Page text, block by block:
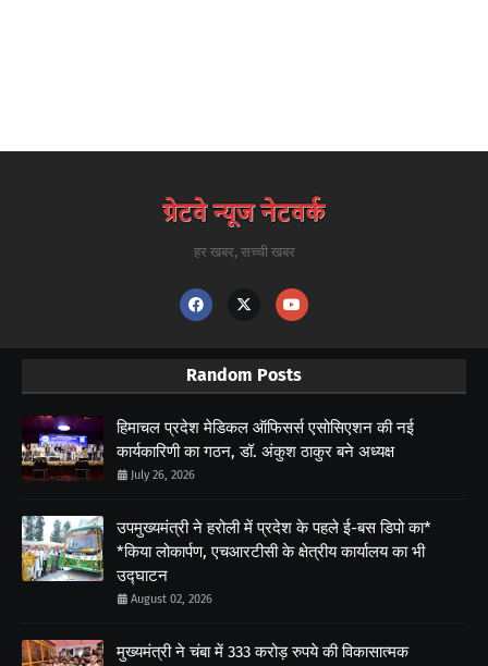
हर खबर, सच्ची खबर
Random Posts
हिमाचल प्रदेश मेडिकल ऑफिसर्स एसोसिएशन की नई
कार्यकारिणी का गठन, डॉ. अंकुश ठाकुर बने अध्यक्ष
July 26, 2026
उपमुख्यमंत्री ने हरोली में प्रदेश के पहले ई-बस डिपो का*
*किया लोकार्पण, एचआरटीसी के क्षेत्रीय कार्यालय का भी
उद्घाटन
August 02, 2026
मुख्यमंत्री ने चंबा में 333 करोड़ रुपये की विकासात्मक